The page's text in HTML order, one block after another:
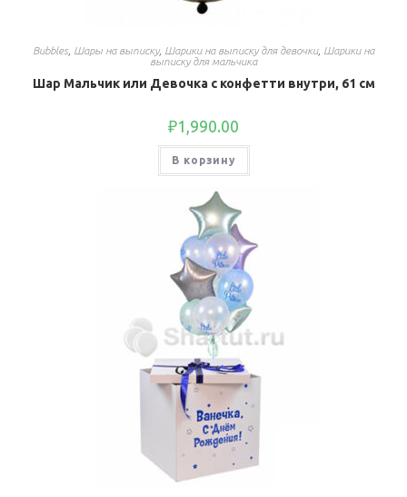
Bubbles Шары на выписку, Шарики на выписку для девочки, Шарики на
выписку для мальчика
Шар Мальчик или Девочка с конфетти внутри, 61 см
₽1,990.00
В корзину